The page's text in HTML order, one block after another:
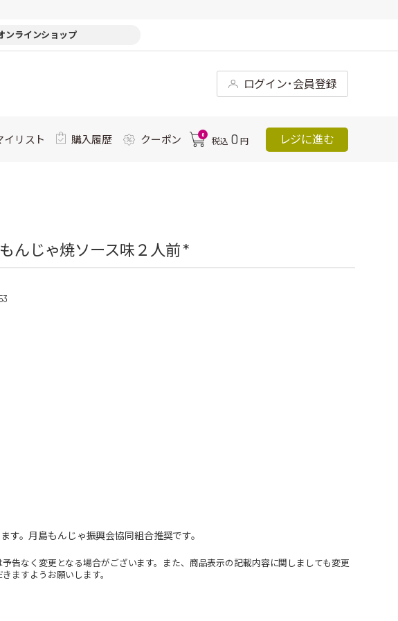
ンラインショップ
ログイン･会員登録
イリスト 購入履歴 クーポン 0
税込 0 円 レジに進む
んじゃ焼ソース味２人前 *
。月島もんじゃ振興会協同組合推奨です。
なく変更となる場合がございます。また、商品表示の記載内容に関しましても変更
ますようお願いします。